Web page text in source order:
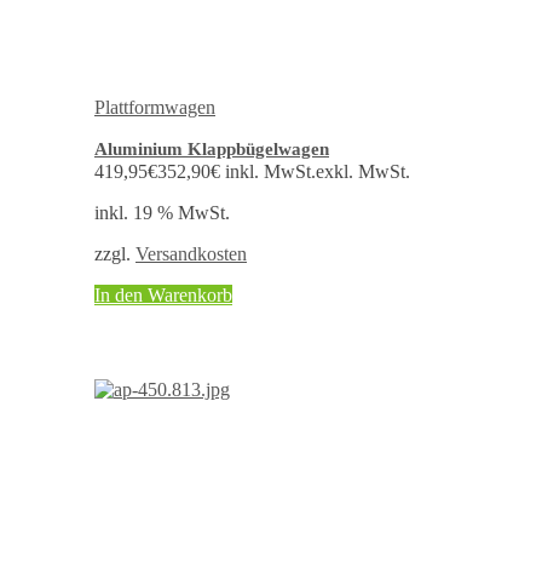
Plattformwagen
Aluminium Klappbügelwagen
419,95€352,90€ inkl. MwSt.exkl. MwSt.
inkl. 19 % MwSt.
zzgl. Versandkosten
In den Warenkorb